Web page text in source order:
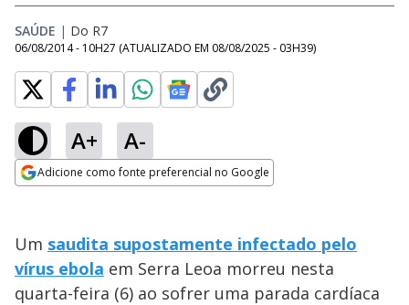
SAÚDE | Do R7
06/08/2014 - 10H27 (ATUALIZADO EM 08/08/2025 - 03H39)
A+ A-
Adicione como fonte preferencial no Google
Um saudita supostamente infectado pelo
vírus ebola em Serra Leoa morreu nesta
quarta-feira (6) ao sofrer uma parada cardíaca